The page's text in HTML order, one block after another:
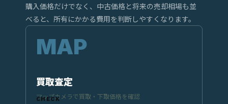
購入価格だけでなく、中古価格と将来の売却相場も並
べると、所有にかかる費用を判断しやすくなります。
買取査定
マップカメラで買取・下取価格を確認